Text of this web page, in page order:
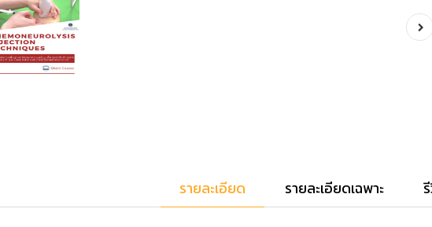
รายละเอียด รายละเอียดเฉพาะ